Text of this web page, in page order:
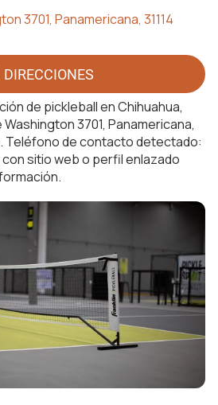
3701, Panamericana, 31114
DIRECCIONES
de pickleball en Chihuahua,
3701, Panamericana,
Teléfono de contacto detectado:
sitio web o perfil enlazado